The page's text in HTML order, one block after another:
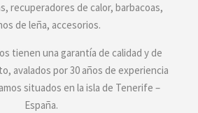
recuperadores de calor, barbacoas,
de leña, accesorios.
tienen una garantía de calidad y de
avalados por 30 años de experiencia
situados en la isla de Tenerife –
España.